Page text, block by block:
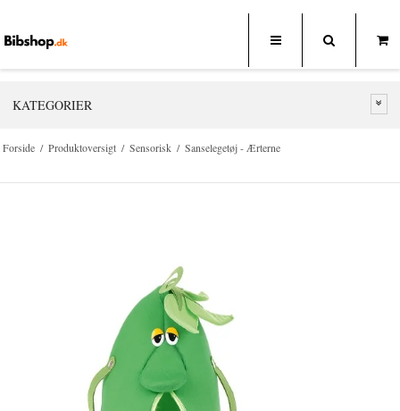
KATEGORIER
Forside / Produktoversigt / Sensorisk / Sanselegetøj - Ærterne